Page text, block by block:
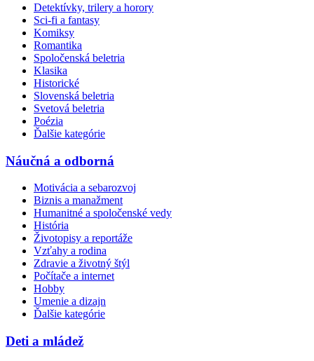
Detektívky, trilery a horory
Sci-fi a fantasy
Komiksy
Romantika
Spoločenská beletria
Klasika
Historické
Slovenská beletria
Svetová beletria
Poézia
Ďalšie kategórie
Náučná a odborná
Motivácia a sebarozvoj
Biznis a manažment
Humanitné a spoločenské vedy
História
Životopisy a reportáže
Vzťahy a rodina
Zdravie a životný štýl
Počítače a internet
Hobby
Umenie a dizajn
Ďalšie kategórie
Deti a mládež